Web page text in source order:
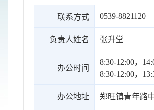
联系方式 0539-8821120
负责人姓名 张升堂
办公时间
8:30-12:00，
8:30-12:00，
办公地址 郑旺镇青年路